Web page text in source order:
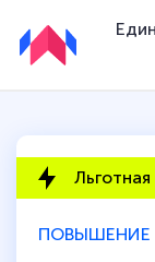
ПОВЫШЕНИЕ